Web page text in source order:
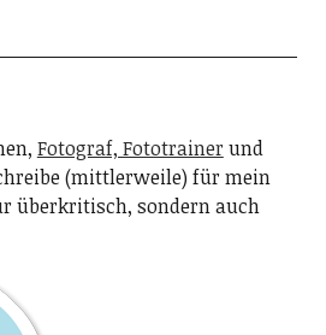
Fotograf, Fototrainer und
(mittlerweile) für mein
überkritisch, sondern auch